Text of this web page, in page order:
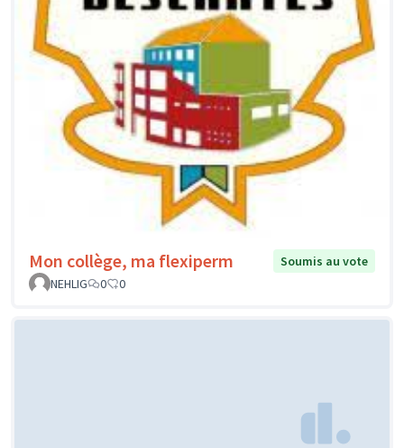
Mon collège, ma flexiperm
Soumis au vote
NEHLIG
0 0